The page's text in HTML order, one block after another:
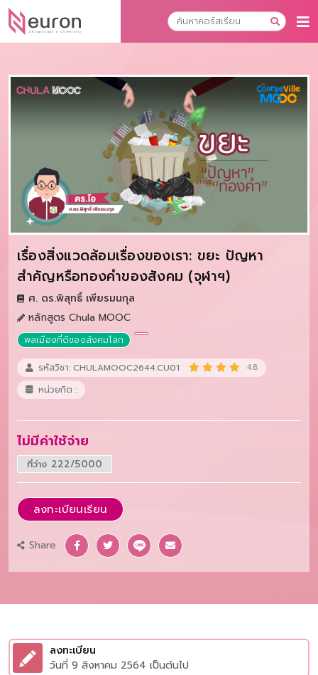
เรื่องสิ่งแวดล้อมเรื่องของเรา: ขยะ ปัญหา
สำคัญหรือทองคำของสังคม (จุฬาฯ)
ศ. ดร.พิสุทธิ์ เพียรมนกุล
หลักสูตร Chula MOOC
พลเมืองที่ดีของสังคมโลก
รหัสวิชา: CHULAMOOC2644.CU01 4.8
หน่วยกิต :
ไม่มีค่าใช้จ่าย
ที่ว่าง 222/5000
ลงทะเบียนเรียน
Share
ลงทะเบียน
วันที่ 9 สิงหาคม 2564 เป็นต้นไป